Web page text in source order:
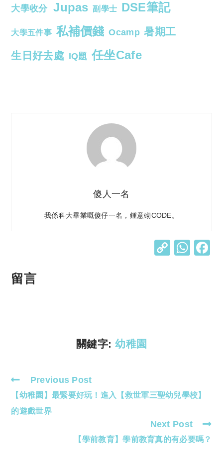
大學收分 Jupas 副學士 DSE筆記
大學五件事 私補價錢 Ocamp 暑期工
生日好去處 IQ題 任坐Cafe
傻人一名
我係科大畢業嘅傻仔一名，鍾意砌CODE。
C W
留言
關鍵字: 幼稚園
Read
more
articles
Previous Post
【幼稚園】最緊要好玩！進入【救世軍三聖幼兒學校】
的遊戲世界
Next Post
【學前教育】學前教育真的有必要嗎？